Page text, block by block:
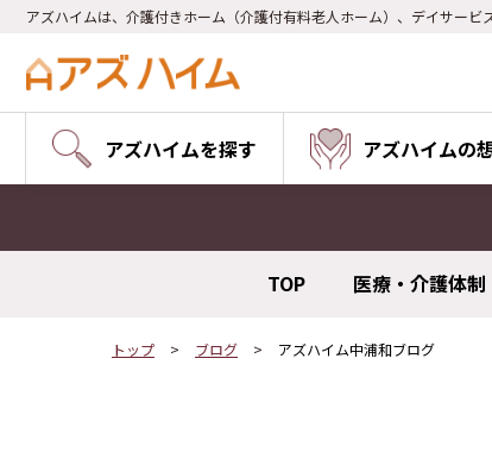
アズハイムは、介護付きホーム（介護付有料老人ホーム）、デイサー
アズハイムを探す アズハイムの
TOP 医療・介護体制
トップ ブログ アズハイム中浦和ブログ